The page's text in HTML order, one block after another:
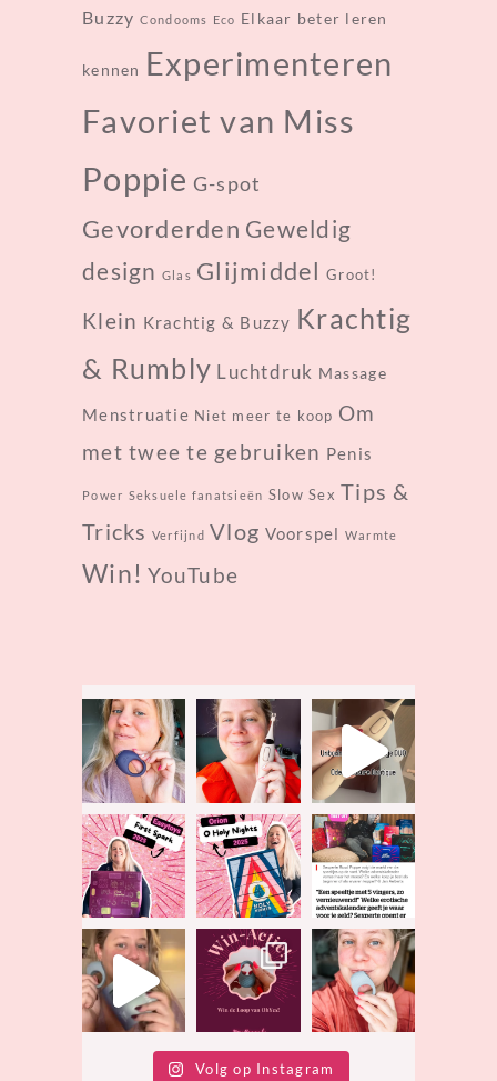
Buzzy Condooms Eco Elkaar beter leren
kennen Experimenteren
Favoriet van Miss
Poppie G-spot
Gevorderden Geweldig
design Glas Glijmiddel Groot!
Klein Krachtig & Buzzy Krachtig
& Rumbly Luchtdruk Massage
Menstruatie Niet meer te koop Om
met twee te gebruiken Penis
Power Seksuele fanatsieën Slow Sex Tips &
Tricks Verfijnd Vlog Voorspel Warmte
Win! YouTube
Volg op Instagram